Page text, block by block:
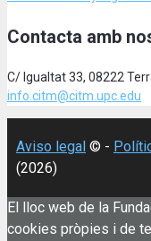
Contacta amb
C/ Igualtat 33, 08222
info.citm@citm.upc.edu
Aviso legal © -
(2026)
El lloc web de la
cookies pròpies i de